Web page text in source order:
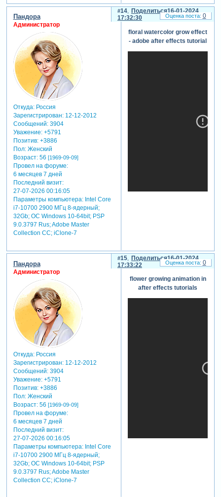
Поделиться
14
16-01-2024
17:32:30
Пандора
Администратор
Откуда:Россия
Зарегистрирован: 12-12-2012
Сообщений:3904
Уважение: +5791
Позитив: +3886
Пол:Женский
Возраст:56 [1969-09-09]
Провел на форуме:
6 месяцев 7 дней
Последний визит:
27-07-2026 00:16:05
Параметры компьютера:Intel Core
i7-10700 2900 МГц 8-ядерный;
32Gb; ОС Windows 10-64bit; PSP
9.0.3797 Rus; Adobe Master
Collection СС; iClone-7
floral watercolor grow effect
- adobe after effects tutorial
0
Поделиться
15
16-01-2024
17:33:22
Пандора
Администратор
Откуда:Россия
Зарегистрирован: 12-12-2012
Сообщений:3904
Уважение: +5791
Позитив: +3886
Пол:Женский
Возраст:56 [1969-09-09]
Провел на форуме:
6 месяцев 7 дней
Последний визит:
27-07-2026 00:16:05
Параметры компьютера:Intel Core
i7-10700 2900 МГц 8-ядерный;
32Gb; ОС Windows 10-64bit; PSP
9.0.3797 Rus; Adobe Master
Collection СС; iClone-7
flower growing animation in
after effects tutorials
0